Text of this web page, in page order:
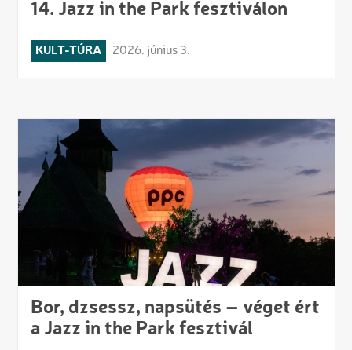
14. Jazz in the Park fesztiválon
KULT-TÚRA 2026. június 3.
Bor, dzsessz, napsütés – véget ért
a Jazz in the Park fesztivál